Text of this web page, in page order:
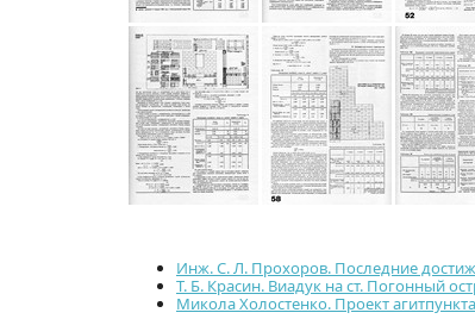
Инж. С. Л. Прохоров. Последние
Т. Б. Красин. Виадук на ст. Погонный
Микола Холостенко. Проект агитпункта